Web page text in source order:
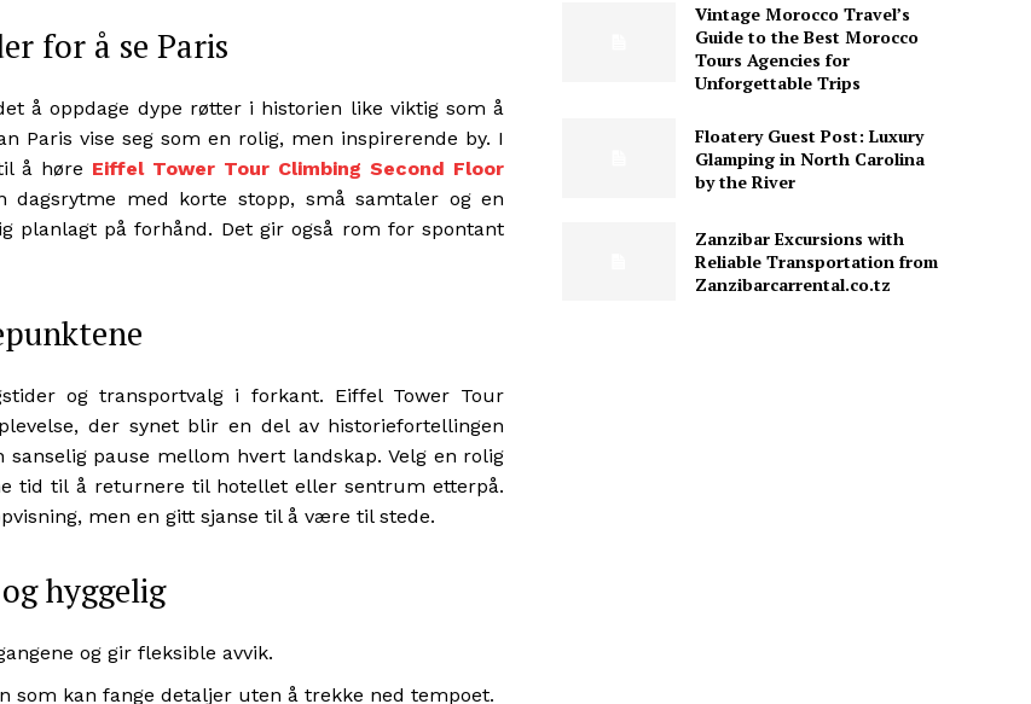
for å se Paris
å oppdage dype røtter i historien like viktig som å
Paris vise seg som en rolig, men inspirerende by. I
å høre Eiffel Tower Tour Climbing Second Floor
med korte stopp, små samtaler og en
på forhånd. Det gir også rom for spontant
og transportvalg i forkant. Eiffel Tower Tour
der synet blir en del av historiefortellingen
pause mellom hvert landskap. Velg en rolig
tid til å returnere til hotellet eller sentrum etterpå.
men en gitt sjanse til å være til stede.
hyggelig
og gir fleksible avvik.
kan fange detaljer uten å trekke ned tempoet.
Vintage Morocco Travel’s
Guide to the Best Morocco
Tours Agencies for
Unforgettable Trips
Floatery Guest Post: Luxury
Glamping in North Carolina
by the River
Zanzibar Excursions with
Reliable Transportation from
Zanzibarcarrental.co.tz